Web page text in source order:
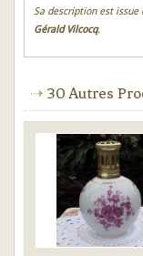
Sa description est issue
Gérald Vilcocq.
30 Autres